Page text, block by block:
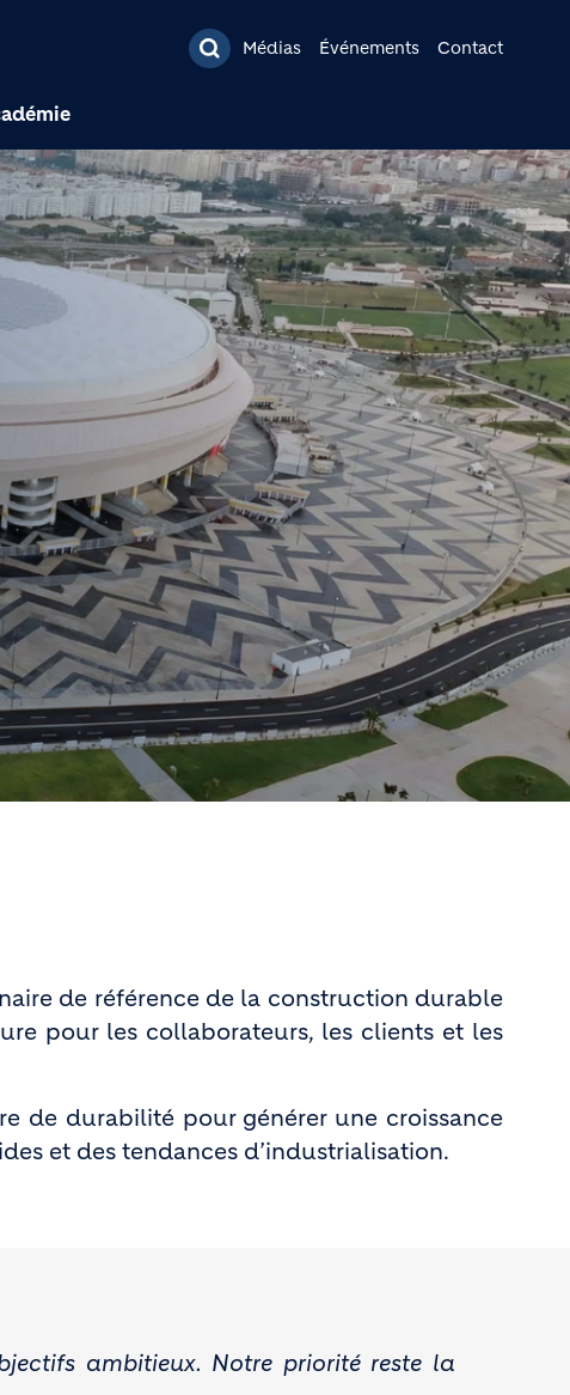
Médias Événements Contact
de référence de la construction durable
pour les collaborateurs, les clients et les
de durabilité pour générer une croissance
et des tendances d’industrialisation.
ambitieux. Notre priorité reste la